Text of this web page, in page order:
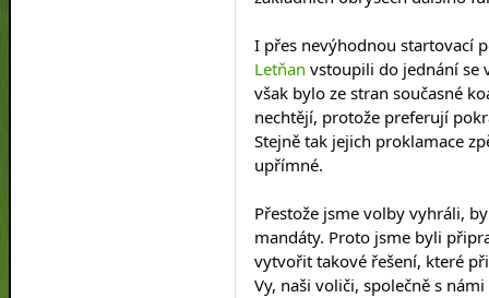
I přes nevýhodnou startovací
Letňan vstoupili do jednání se
však bylo ze stran současné
nechtějí, protože preferují
Stejně tak jejich proklamace
upřímné.
Přestože jsme volby vyhráli,
mandáty. Proto jsme byli
vytvořit takové řešení, které
Vy, naši voliči, společně s